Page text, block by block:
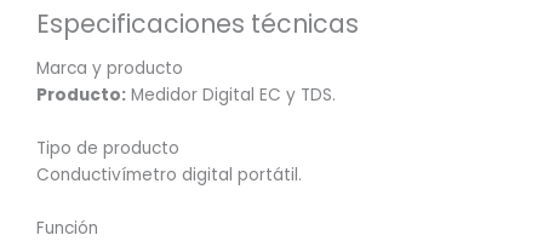
Especificaciones técnicas
Marca y producto
Producto: Medidor Digital EC y TDS.
Tipo de producto
Conductivímetro digital portátil.
Función